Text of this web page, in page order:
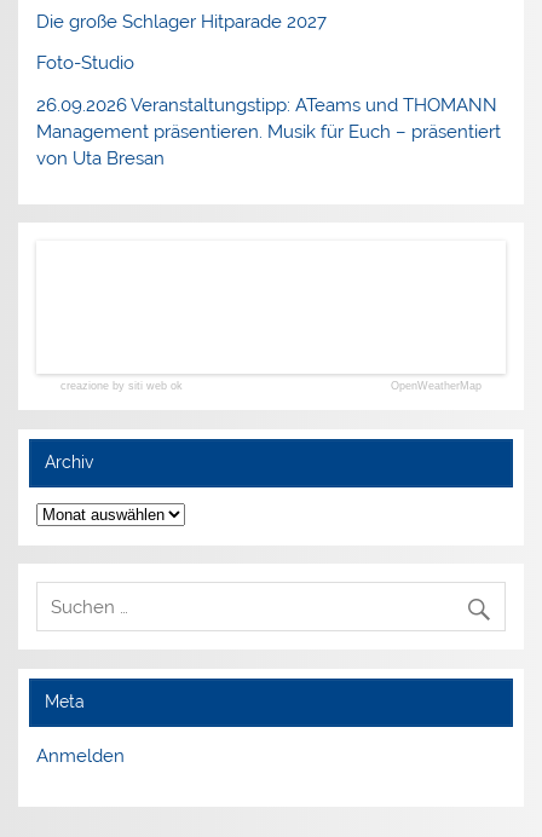
Die große Schlager Hitparade 2027
Foto-Studio
26.09.2026 Veranstaltungstipp: ATeams und THOMANN
Management präsentieren. Musik für Euch – präsentiert
von Uta Bresan
creazione by siti web ok OpenWeatherMap
Archiv
Archiv
Meta
Anmelden